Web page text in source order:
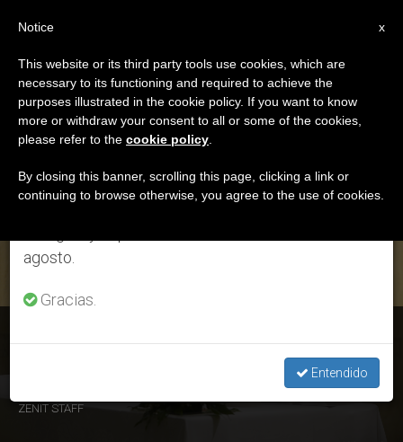
DÍA
Abril 4th, 2016
ÚLTIMAS NOTICIAS
ZENIT STAFF
×
Aviso importante
Del 27 de julio al 7 de agosto haremos la pausa
anual, aprovechando que en el periodo de verano
se generan menos informaciones y también el
agosto.
Gracias.
Entendido
x
Notice
This website or its third party tools use cookies, which are
necessary to its functioning and required to achieve the
purposes illustrated in the cookie policy. If you want to know
more or withdraw your consent to all or some of the cookies,
please refer to the cookie policy
By closing this banner, scrolling this page, clicking a link or
continuing to browse otherwise, you agree to the use of cookies.